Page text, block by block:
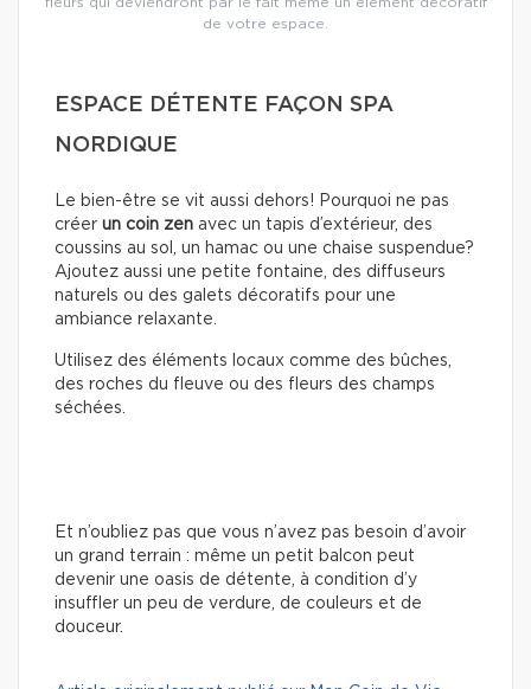
de votre espace.
ESPACE DÉTENTE FAÇON SPA
NORDIQUE
Le bien-être se vit aussi dehors! Pourquoi ne pas
créer un coin zen avec un tapis d’extérieur, des
coussins au sol, un hamac ou une chaise suspendue?
Ajoutez aussi une petite fontaine, des diffuseurs
naturels ou des galets décoratifs pour une
ambiance relaxante.
Utilisez des éléments locaux comme des bûches,
des roches du fleuve ou des fleurs des champs
séchées.
Et n’oubliez pas que vous n’avez pas besoin d’avoir
un grand terrain : même un petit balcon peut
devenir une oasis de détente, à condition d’y
insuffler un peu de verdure, de couleurs et de
douceur.